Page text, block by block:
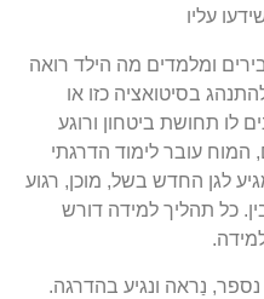
עליו
ומלמדים מה הילד רואה
בסיטואציה כזו או
לו תחושת ביטחון ורוגע
עובר לימוד הדרגתי
לגן החדש בשל, מוכן, רגוע
כל תהליך למידה דורש
נַראה ונגיע בהדרגה.